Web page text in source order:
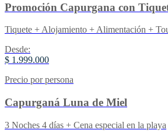
Promoción Capurgana con
Tiquete + Alojamiento + Alimentación +
Desde:
$ 1.999.000
Precio por persona
Capurganá Luna de Miel
3 Noches 4 días + Cena especial en la playa